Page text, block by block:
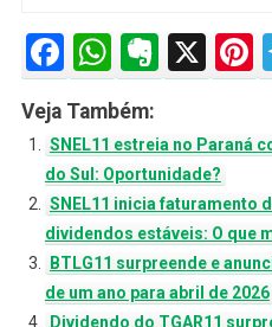
Facebook
X
Veja Também:
SNEL11 estreia no Paraná
do Sul: Oportunidade?
SNEL11 inicia faturamento
dividendos estáveis: O que
BTLG11 surpreende e
de um ano para abril de 2026
Dividendo do TGAR11